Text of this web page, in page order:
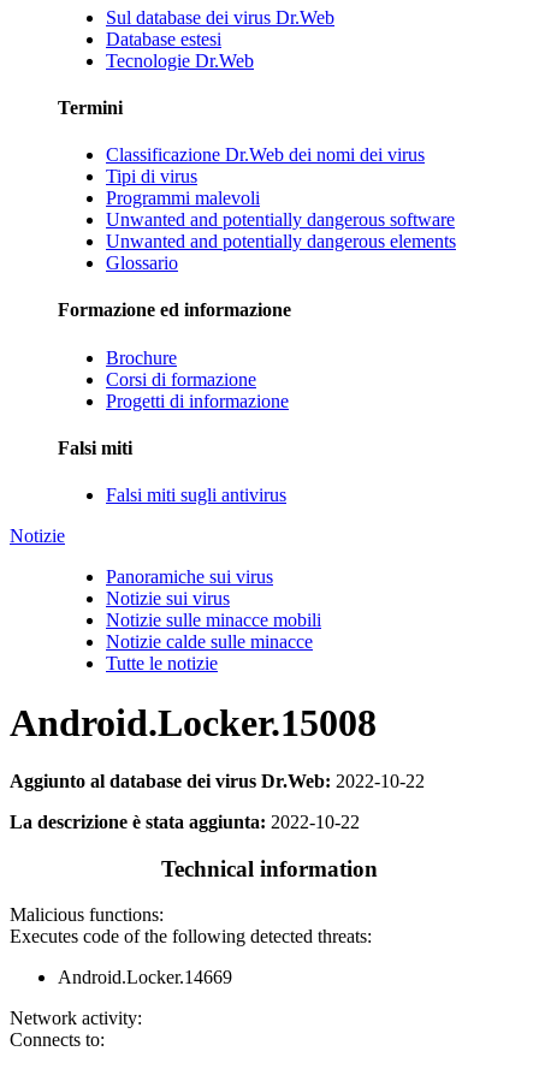
Sul database dei virus Dr.Web
Database estesi
Tecnologie Dr.Web
Termini
Classificazione Dr.Web dei nomi dei virus
Tipi di virus
Programmi malevoli
Unwanted and potentially dangerous software
Unwanted and potentially dangerous elements
Glossario
Formazione ed informazione
Brochure
Corsi di formazione
Progetti di informazione
Falsi miti
Falsi miti sugli antivirus
Notizie
Panoramiche sui virus
Notizie sui virus
Notizie sulle minacce mobili
Notizie calde sulle minacce
Tutte le notizie
Android.Locker.15008
Aggiunto al database dei virus Dr.Web: 2022-10-22
La descrizione è stata aggiunta: 2022-10-22
Technical information
Malicious functions:
Executes code of the following detected threats:
Android.Locker.14669
Network activity:
Connects to: